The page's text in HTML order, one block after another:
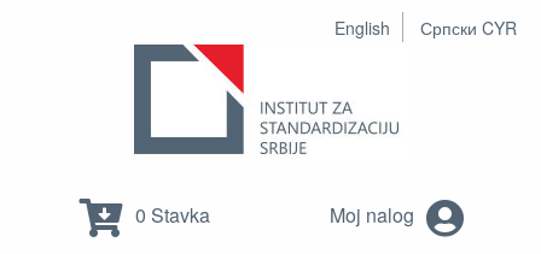
English Српски CYR
0 Stavka Moj nalog